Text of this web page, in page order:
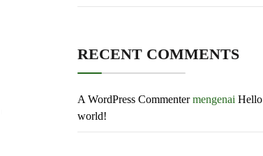
RECENT COMMENTS
A WordPress Commentermengenai Hello
world!